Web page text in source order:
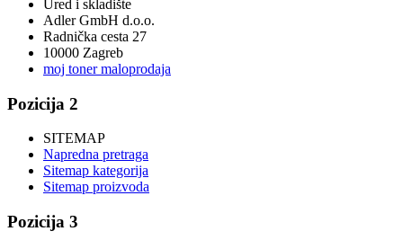
Ured i skladište
Adler GmbH d.o.o.
Radnička cesta 27
10000 Zagreb
moj toner maloprodaja
Pozicija 2
SITEMAP
Napredna pretraga
Sitemap kategorija
Sitemap proizvoda
Pozicija 3